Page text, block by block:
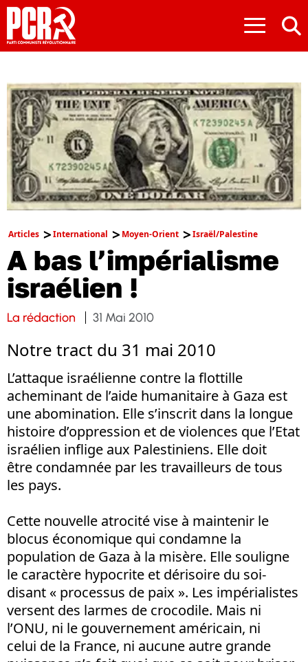
≡
Articles International Moyen-Orient Israël/Palestine
A bas l’impérialisme
israélien !
La rédaction 31 Mai 2010
Notre tract du 31 mai 2010
L’attaque israélienne contre la flottille
acheminant de l’aide humanitaire à Gaza est
une abomination. Elle s’inscrit dans la longue
histoire d’oppression et de violences que l’Etat
israélien inflige aux Palestiniens. Elle doit
être condamnée par les travailleurs de tous
les pays.
Cette nouvelle atrocité vise à maintenir le
blocus économique qui condamne la
population de Gaza à la misère. Elle souligne
le caractère hypocrite et dérisoire du soi-
disant « processus de paix ». Les impérialistes
versent des larmes de crocodile. Mais ni
l’ONU, ni le gouvernement américain, ni
celui de la France, ni aucune autre grande